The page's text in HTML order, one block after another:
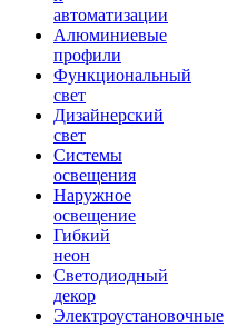
автоматизации
Алюминиевые
профили
Функциональный
свет
Дизайнерский
свет
Системы
освещения
Наружное
освещение
Гибкий
неон
Светодиодный
декор
Электроустановочные